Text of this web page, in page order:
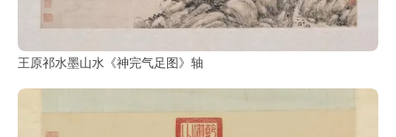
王原祁水墨山水《神完气足图》轴